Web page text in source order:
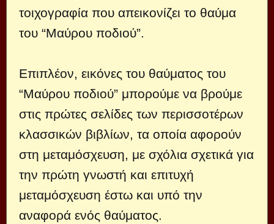
τοιχογραφία που απεικονίζει το θαύμα
του “Μαύρου ποδιού”.
Επιπλέον, εικόνες του θαύματος του
“Μαύρου ποδιού” μπορούμε να βρούμε
στις πρώτες σελίδες των περισσοτέρων
κλασσικών βιβλίων, τα οποία αφορούν
στη μεταμόσχευση, με σχόλια σχετικά για
την πρώτη γνωστή και επιτυχή
μεταμόσχευση έστω και υπό την
αναφορά ενός θαύματος.